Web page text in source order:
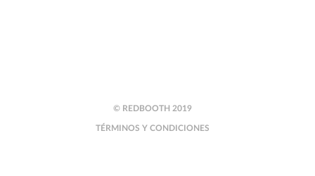
© REDBOOTH 2019
TÉRMINOS Y CONDICIONES